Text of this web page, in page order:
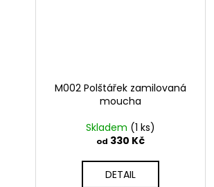
M002 Polštářek zamilovaná
moucha
Skladem (1 ks)
od 330 Kč
DETAIL